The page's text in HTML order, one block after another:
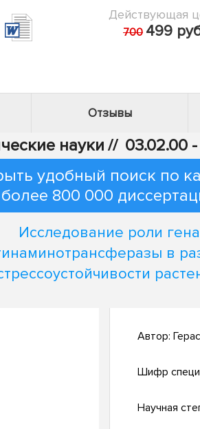
Действующая
700 499
Отзывы
науки // 03.02.00
удобный поиск по
более 800 000
Исследование роли гена
в
Автор:
Шифр
Научная